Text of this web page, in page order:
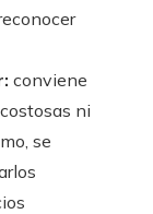
conviene
ni
se